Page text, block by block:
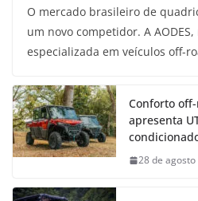
O mercado brasileiro de
um novo competidor. A
especializada em veículos off-
Conforto off-
apresenta
28 de agosto